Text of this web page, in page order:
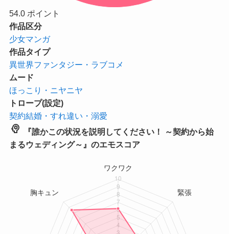
54.0 ポイント
作品区分
少女マンガ
作品タイプ
異世界ファンタジー・ラブコメ
ムード
ほっこり・ニヤニヤ
トロープ(設定)
契約結婚・すれ違い・溺愛
psychology
『誰かこの状況を説明してください！ ～契約から始
まるウェディング～』のエモスコア